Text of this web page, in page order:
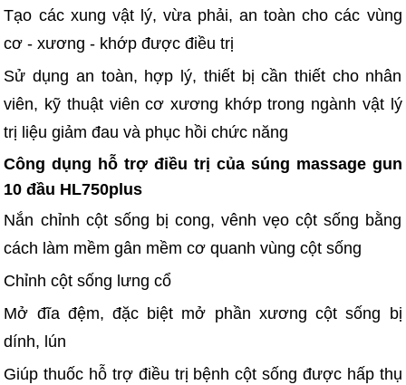
Tạo các xung vật lý, vừa phải, an toàn cho các vùng
cơ - xương - khớp được điều trị
Sử dụng an toàn, hợp lý, thiết bị cần thiết cho nhân
viên, kỹ thuật viên cơ xương khớp trong ngành vật lý
trị liệu giảm đau và phục hồi chức năng
Công dụng hỗ trợ điều trị của súng massage gun
10 đầu HL750plus
Nắn chỉnh cột sống bị cong, vênh vẹo cột sống bằng
cách làm mềm gân mềm cơ quanh vùng cột sống
Chỉnh cột sống lưng cổ
Mở đĩa đệm, đặc biệt mở phần xương cột sống bị
dính, lún
Giúp thuốc hỗ trợ điều trị bệnh cột sống được hấp thụ